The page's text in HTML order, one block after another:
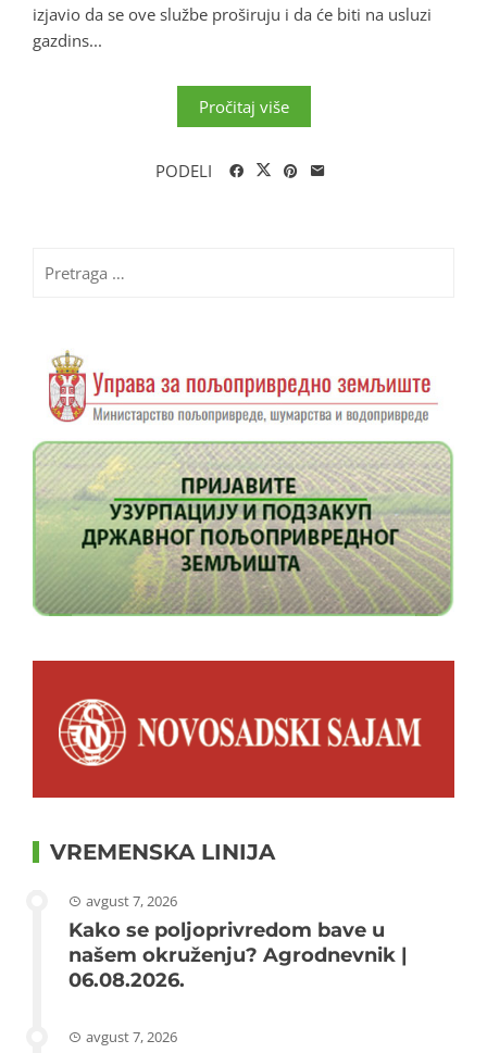
izjavio da se ove službe proširuju i da će biti na usluzi
gazdins...
Pročitaj više
PODELI
za:
VREMENSKA LINIJA
avgust 7, 2026
Kako se poljoprivredom bave u
našem okruženju? Agrodnevnik |
06.08.2026.
avgust 7, 2026